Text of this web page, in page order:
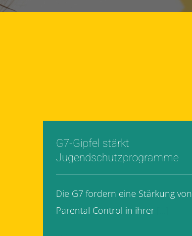
G7-Gipfel stärkt
Jugendschutzprogramme
Die G7 fordern eine Stärkung von
Parental Control in ihrer